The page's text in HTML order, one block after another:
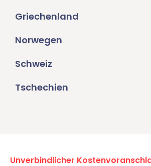
Griechenland
Norwegen
Schweiz
Tschechien
Unverbindlicher